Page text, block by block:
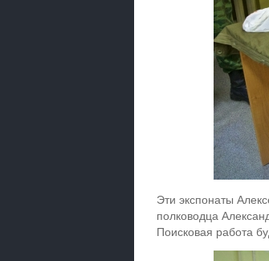
Эти экспонаты
полководца
Поисковая работа